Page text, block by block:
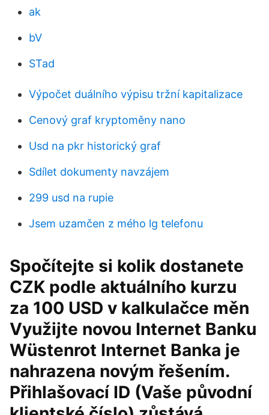
ak
bV
STad
Výpočet duálního výpisu tržní kapitalizace
Cenový graf kryptoměny nano
Usd na pkr historický graf
Sdílet dokumenty navzájem
299 usd na rupie
Jsem uzamčen z mého lg telefonu
Spočítejte si kolik dostanete
CZK podle aktuálního kurzu
za 100 USD v kalkulačce měn
Využijte novou Internet Banku
Wüstenrot Internet Banka je
nahrazena novým řešením.
Přihlašovací ID (Vaše původní